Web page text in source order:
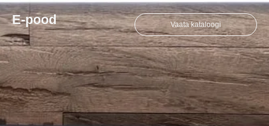
E-pood Vaata kataloogi